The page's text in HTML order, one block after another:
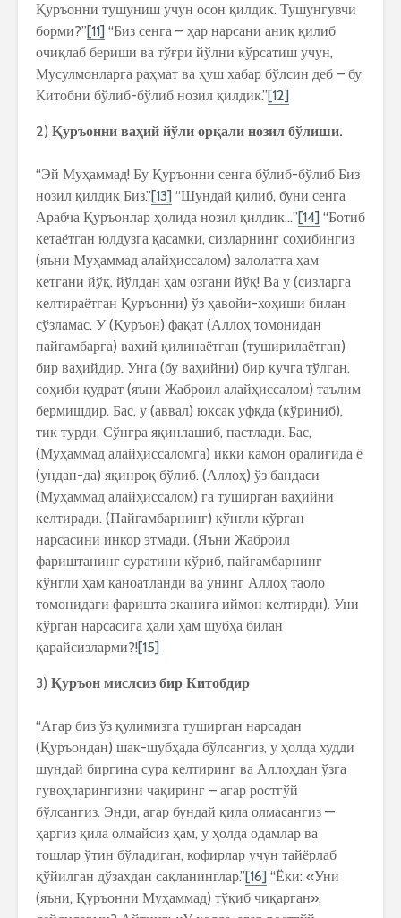
Қуръонни тушуниш учун осон қилдик. Тушунгувчи
борми?”[11] “Биз сенга – ҳар нарсани аниқ қилиб
очиқлаб бериши ва тўғри йўлни кўрсатиш учун,
Мусулмонларга раҳмат ва ҳуш хабар бўлсин деб – бу
Китобни бўлиб-бўлиб нозил қилдик.”[12]
2) Қуръонни ваҳий йўли орқали нозил бўлиши.
“Эй Муҳаммад! Бу Қуръонни сенга бўлиб-бўлиб Биз
нозил қилдик Биз.”[13] “Шундай қилиб, буни сенга
Арабча Қуръонлар ҳолида нозил қилдик…”[14] “Ботиб
кетаётган юлдузга қасамки, сизларнинг соҳибингиз
(яъни Муҳаммад алайҳиссалом) залолатга ҳам
кетгани йўқ, йўлдан ҳам озгани йўқ! Ва у (сизларга
келтираётган Қуръонни) ўз ҳавойи-хоҳиши билан
сўзламас. У (Қуръон) фақат (Аллоҳ томонидан
пайғамбарга) ваҳий қилинаётган (туширилаётган)
бир ваҳийдир. Унга (бу ваҳийни) бир кучга тўлган,
соҳиби қудрат (яъни Жаброил алайҳиссалом) таълим
бермишдир. Бас, у (аввал) юксак уфқда (кўриниб),
тик турди. Сўнгра яқинлашиб, пастлади. Бас,
(Муҳаммад алайҳиссаломга) икки камон оралиғида ё
(ундан-да) яқинроқ бўлиб. (Аллоҳ) ўз бандаси
(Муҳаммад алайҳиссалом) га туширган ваҳийни
келтиради. (Пайғамбарнинг) кўнгли кўрган
нарсасини инкор этмади. (Яъни Жаброил
фариштанинг суратини кўриб, пайғамбарнинг
кўнгли ҳам қаноатланди ва унинг Аллоҳ таоло
томонидаги фаришта эканига иймон келтирди). Уни
кўрган нарсасига ҳали ҳам шубҳа билан
қарайсизларми?![15]
3) Қуръон мислсиз бир Китобдир
“Агар биз ўз қулимизга туширган нарсадан
(Қуръондан) шак-шубҳада бўлсангиз, у ҳолда худди
шундай биргина сура келтиринг ва Аллоҳдан ўзга
гувоҳларингизни чақиринг – агар ростгўй
бўлсангиз. Энди, агар бундай қила олмасангиз —
ҳаргиз қила олмайсиз ҳам, у ҳолда одамлар ва
тошлар ўтин бўладиган, кофирлар учун тайёрлаб
қўйилган дўзахдан сақланинглар.”[16] “Ёки: «Уни
(яъни, Қуръонни Муҳаммад) тўқиб чиқарган»,